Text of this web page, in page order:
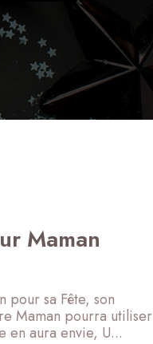
Maman
pour sa Fête, son
Maman pourra utiliser
en aura envie, U...